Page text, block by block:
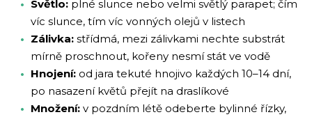
Světlo: plné slunce nebo velmi světlý parapet; čím
víc slunce, tím víc vonných olejů v listech
Zálivka: střídmá, mezi zálivkami nechte substrát
mírně proschnout, kořeny nesmí stát ve vodě
Hnojení: od jara tekuté hnojivo každých 10–14 dní,
po nasazení květů přejít na draslíkové
Množení: v pozdním létě odeberte bylinné řízky,